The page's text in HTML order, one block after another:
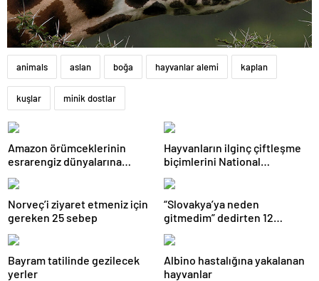
animals aslan boğa hayvanlar alemi kaplan
kuşlar minik dostlar
Amazon örümceklerinin
esrarengiz dünyalarına
Hayvanların ilginç çiftleşme
biçimlerini National
Norveç’i ziyaret etmeniz için
gereken 25 sebep
“Slovakya’ya neden
gitmedim” dedirten 12
Bayram tatilinde gezilecek
yerler
Albino hastalığına yakalanan
hayvanlar